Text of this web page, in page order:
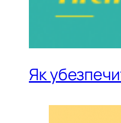
Як